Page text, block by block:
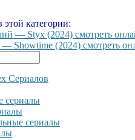
категории:
— Styx (2024) смотреть
Showtime (2024) смотреть
Сериалов
сериалы
сериалы